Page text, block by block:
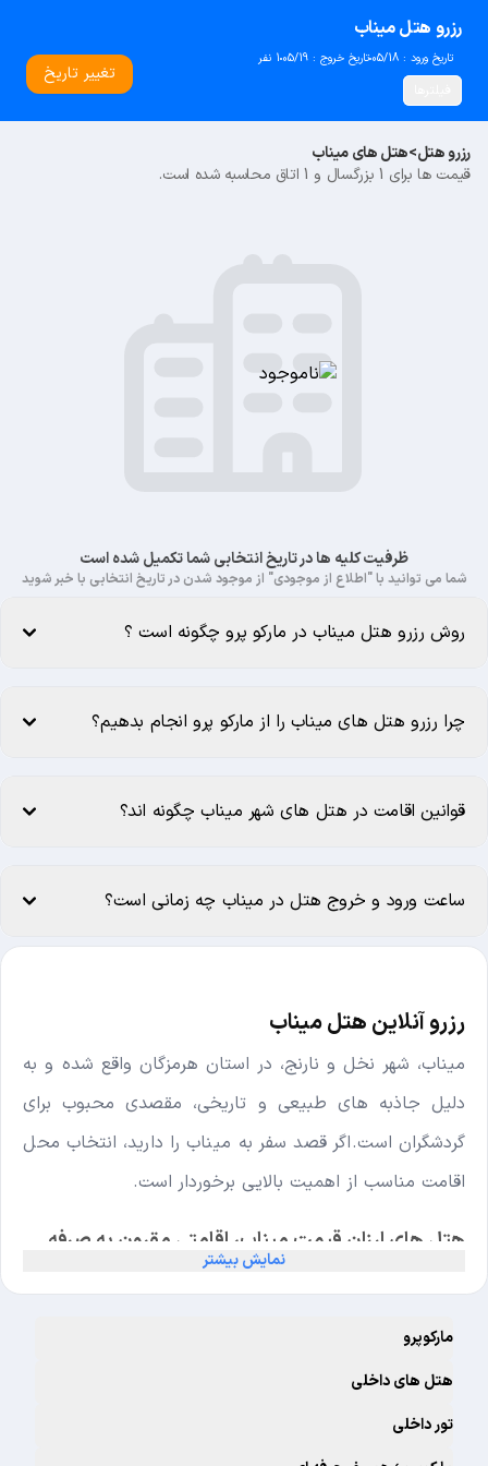
رزرو هتل میناب
تاریخ ورود : 05/18 تاریخ خروج : 05/19 1 نفر
تغییر تاریخ
رزرو هتل>هتل های میناب
قیمت ها برای 1 بزرگسال و 1 اتاق محاسبه شده است.
ظرفیت کلیه ها در تاریخ انتخابی شما تکمیل شده است
شما می توانید با "اطلاع از موجودی" از موجود شدن در تاریخ انتخابی با خبر شوید
روش رزرو هتل میناب در مارکو پرو چگونه است ؟
چرا رزرو هتل های میناب را از مارکو پرو انجام بدهیم؟
قوانین اقامت در هتل های شهر میناب چگونه اند؟
ساعت ورود و خروج هتل در میناب چه زمانی است؟
رزرو آنلاین هتل میناب
میناب، شهر نخل و نارنج، در استان هرمزگان واقع شده و به
دلیل جاذبه های طبیعی و تاریخی، مقصدی محبوب برای
گردشگران است. اگر قصد سفر به میناب را دارید، انتخاب محل
اقامت مناسب از اهمیت بالایی برخوردار است.
هتل های ارزان قیمت میناب، اقامتی مقرون به صرفه
دهند و می توانند اقامتی راحت و لذت بخش را برای مسافران
فراهم کنند.
نمایش بیشتر
مارکوپرو
هتل های داخلی
تور داخلی